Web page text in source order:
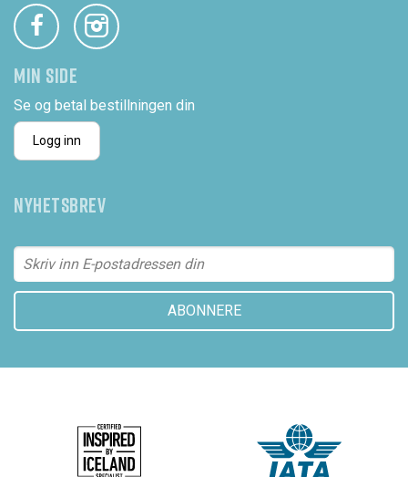
MIN SIDE
Se og betal bestillningen din
Logg inn
NYHETSBREV